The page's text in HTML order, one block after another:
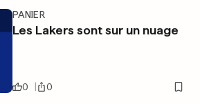
PANIER
Les Lakers sont sur un nuage
0 0